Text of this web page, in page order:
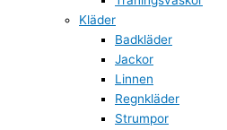
Kläder
Badkläder
Jackor
Linnen
Regnkläder
Strumpor